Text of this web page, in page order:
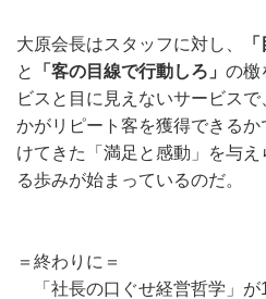
大原会長はスタッフに対し、
と
「客の目線で行動しろ」 の檄
ビスと目に見えないサービス
かがリピート客を獲得できる
けてきた「満足と感動」を与
る歩みが始まっているのだ。
＝終わりに＝
「社長の口ぐせ経営哲学」が